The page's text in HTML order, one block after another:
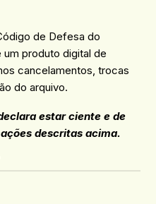
de Defesa do
produto digital de
cancelamentos, trocas
do arquivo.
estar ciente e de
descritas acima.